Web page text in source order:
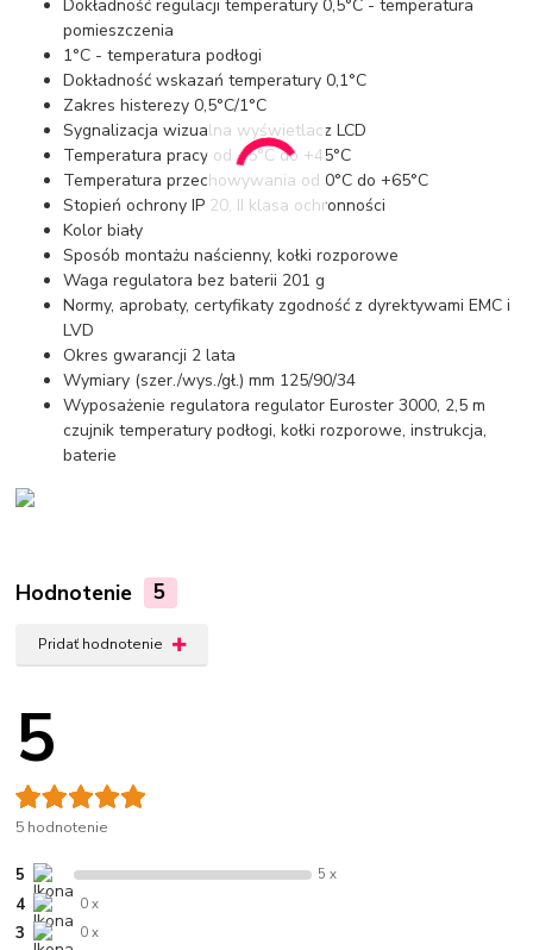
Dokładność regulacji temperatury 0,5°C - temperatura
pomieszczenia
1°C - temperatura podłogi
Dokładność wskazań temperatury 0,1°C
Zakres histerezy 0,5°C/1°C
Sygnalizacja wizualna wyświetlacz LCD
Temperatura pracy od +5°C do +45°C
Temperatura przechowywania od 0°C do +65°C
Stopień ochrony IP 20, II klasa ochronności
Kolor biały
Sposób montażu naścienny, kołki rozporowe
Waga regulatora bez baterii 201 g
Normy, aprobaty, certyfikaty zgodność z dyrektywami EMC i
LVD
Okres gwarancji 2 lata
Wymiary (szer./wys./gł.) mm 125/90/34
Wyposażenie regulatora regulator Euroster 3000, 2,5 m
czujnik temperatury podłogi, kołki rozporowe, instrukcja,
baterie
Hodnotenie 5
Pridať hodnotenie
5
5 hodnotenie
5 5 x
4 0 x
3 0 x